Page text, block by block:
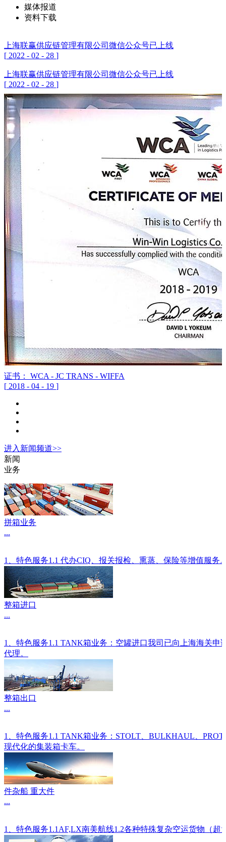
媒体报道
资料下载
上海联赢供应链管理有限公司微信公众号已上线
[ 2022 - 02 - 28 ]
上海联赢供应链管理有限公司微信公众号已上线
[ 2022 - 02 - 28 ]
证书： WCA - JC TRANS - WIFFA
[ 2018 - 04 - 19 ]
进入 新闻频道>>
新闻
业务
拼箱业务
...
1、特色服务1.1 代办CIQ、报关报检、熏蒸、保险等增值服
整箱进口
...
1、特色服务1.1 TANK箱业务：空罐进口我司已向上海海关
代理。
整箱出口
...
1、特色服务1.1 TANK箱业务：STOLT、BULKHAUL、
现代化的集装箱卡车。
件杂船 重大件
...
1、特色服务1.1AF,LX南美航线1.2各种特殊复杂空运货物（